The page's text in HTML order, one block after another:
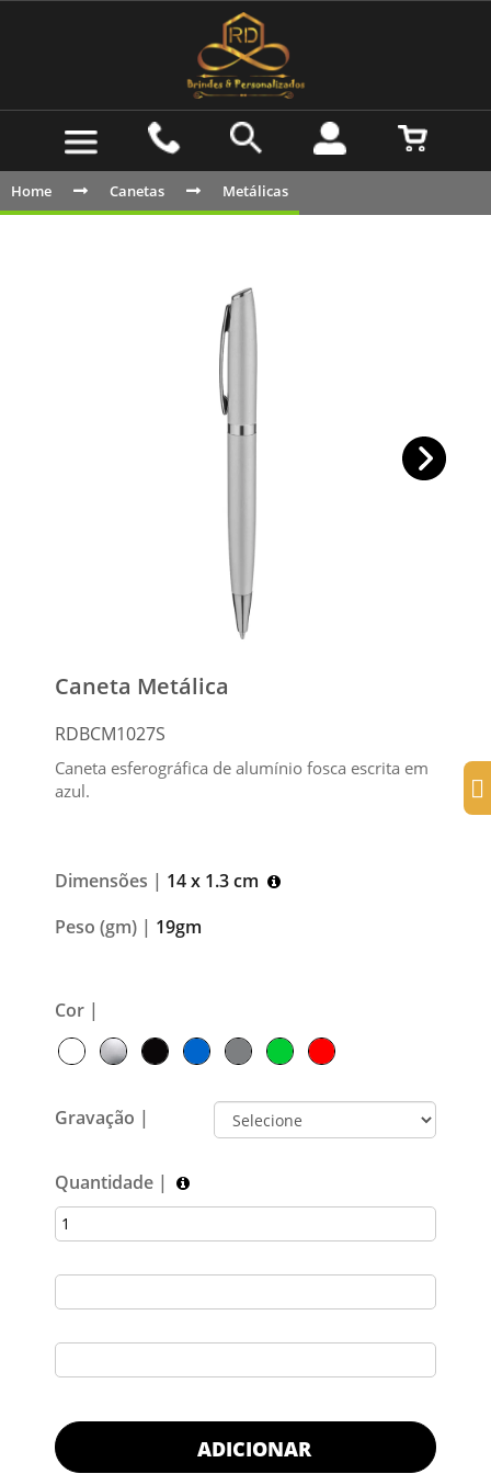
Home Canetas Metálicas
Caneta Metálica
RDBCM1027S
Caneta esferográfica de alumínio fosca escrita em
azul.
Dimensões | 14 x 1.3 cm
Peso (gm) | 19gm
Cor |
Gravação |
Quantidade |
ADICIONAR